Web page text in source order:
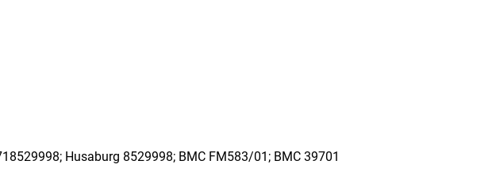
Husaburg 8529998; BMC FM583/01; BMC 39701